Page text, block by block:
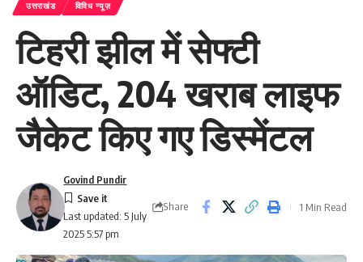
उत्तराखंड विविध न्यूज़
टिहरी झील में सेफ्टी
ऑडिट, 204 खराब लाइफ
जैकेट किए गए डिस्मेंटल
Last updated: 5 July
2025 5:57 pm
Govind Pundir
Share 1 Min Read